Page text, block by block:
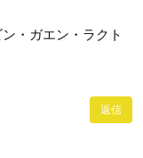
・ガエン・ラクト
返信